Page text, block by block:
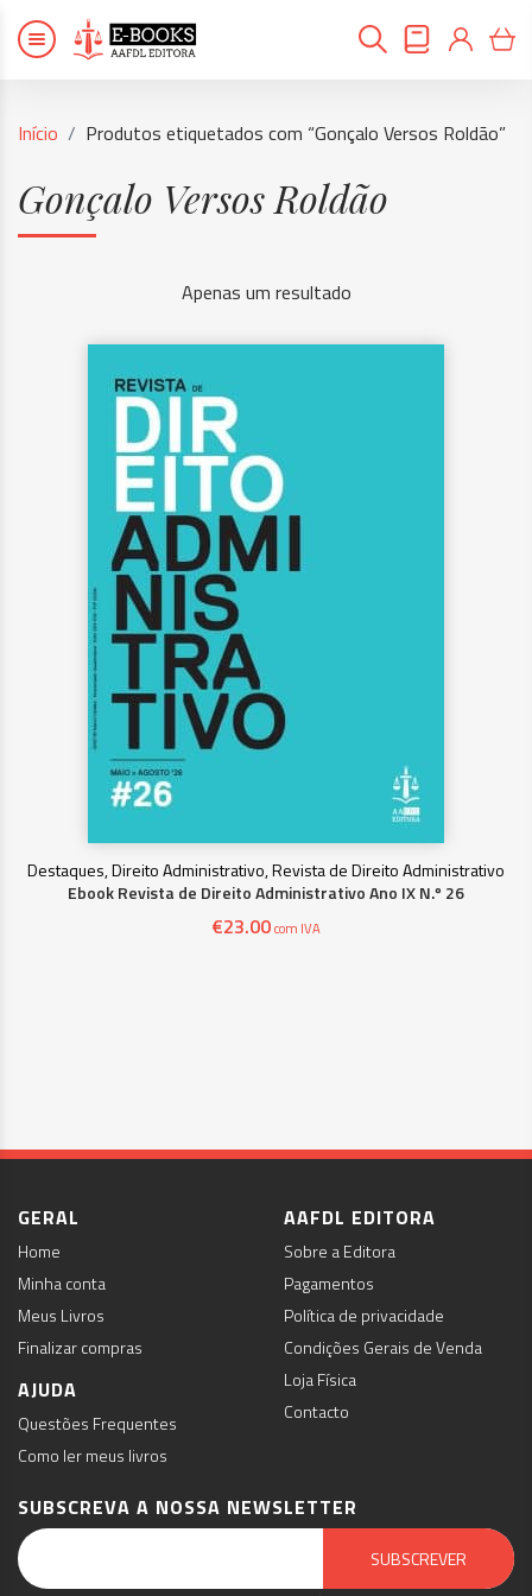
Início Produtos etiquetados com “Gonçalo Versos Roldão”
Gonçalo Versos Roldão
Apenas um resultado
Destaques, Direito Administrativo, Revista de Direito Administrativo
Ebook Revista de Direito Administrativo Ano IX N.º 26
€23.00com IVA
GERAL
Home
Minha conta
Meus Livros
Finalizar compras
AJUDA
Questões Frequentes
Como ler meus livros
AAFDL EDITORA
Sobre a Editora
Pagamentos
Política de privacidade
Condições Gerais de Venda
Loja Física
Contacto
SUBSCREVA A NOSSA NEWSLETTER
SUBSCREVER
Email Marketing by E-goi